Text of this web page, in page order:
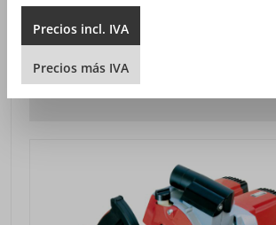
VISTA DETALLADA
Precios incl. IVA
Precios más IVA